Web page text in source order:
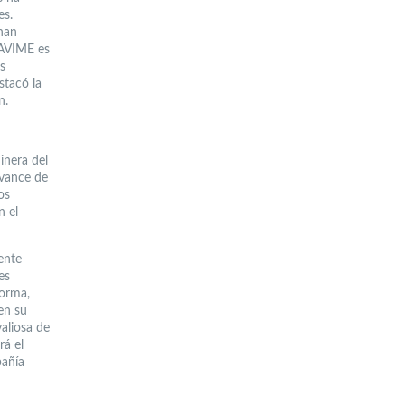
es
la
del
de
el
su
de
el